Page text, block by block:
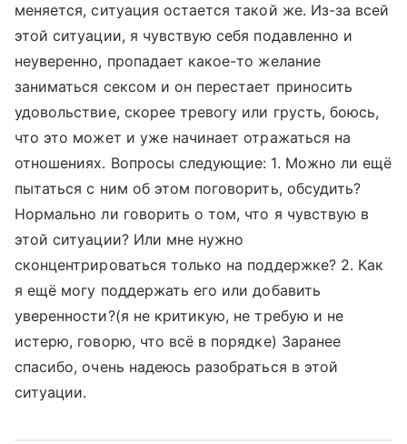
меняется, ситуация остается такой же. Из-за всей
этой ситуации, я чувствую себя подавленно и
неуверенно, пропадает какое-то желание
заниматься сексом и он перестает приносить
удовольствие, скорее тревогу или грусть, боюсь,
что это может и уже начинает отражаться на
отношениях. Вопросы следующие: 1. Можно ли ещё
пытаться с ним об этом поговорить, обсудить?
Нормально ли говорить о том, что я чувствую в
этой ситуации? Или мне нужно
сконцентрироваться только на поддержке? 2. Как
я ещё могу поддержать его или добавить
уверенности?(я не критикую, не требую и не
истерю, говорю, что всё в порядке) Заранее
спасибо, очень надеюсь разобраться в этой
ситуации.